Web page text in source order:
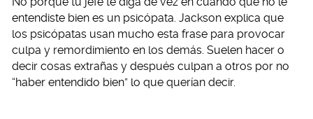
entendiste bien es un psicópata. Jackson explica que
los psicópatas usan mucho esta frase para provocar
culpa y remordimiento en los demás. Suelen hacer o
decir cosas extrañas y después culpan a otros por no
“haber entendido bien” lo que querían decir.